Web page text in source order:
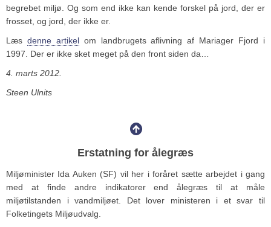
begrebet miljø. Og som end ikke kan kende forskel på jord, der er
frosset, og jord, der ikke er.
Læs denne artikelom landbrugets aflivning af Mariager Fjord i
1997. Der er ikke sket meget på den front siden da…
4. marts 2012.
Steen Ulnits
Erstatning for ålegræs
Miljøminister Ida Auken (SF) vil her i foråret sætte arbejdet i gang
med at finde andre indikatorer end ålegræs til at måle
miljøtilstanden i vandmiljøet. Det lover ministeren i et svar til
Folketingets Miljøudvalg.